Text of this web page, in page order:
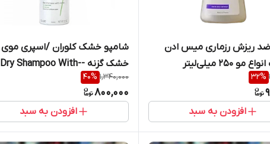
ریزش رزماری میس ادن
۲۵۰ میلی‌لیتر
32%
افزودن به سبد
شامپو خشک کلوران /اسپری موی
خشک گزنه --Dry Shampoo With
Nettle Klorane
1,340,000
40%
800,000
افزودن به سبد